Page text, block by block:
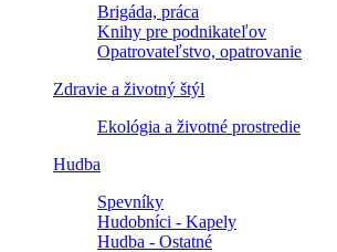
Brigáda, práca
Knihy pre podnikateľov
Opatrovateľstvo, opatrovanie
Zdravie a životný štýl
Ekológia a životné prostredie
Hudba
Spevníky
Hudobníci - Kapely
Hudba - Ostatné